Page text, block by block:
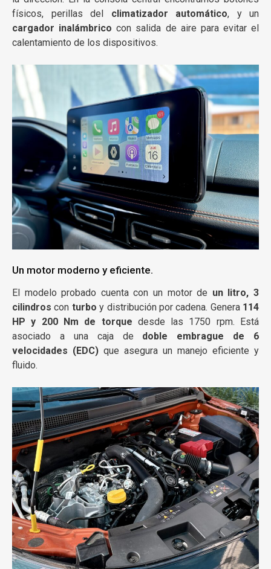
físicos, perillas del climatizador automático, y un
cargador inalámbrico con salida de aire para evitar el
calentamiento de los dispositivos.
Un motor moderno y eficiente.
El modelo probado cuenta con un motor de un litro, 3
cilindros con turbo y distribución por cadena. Genera 114
HP y 200 Nm de torque desde las 1750 rpm. Está
asociado a una caja de doble embrague de 6
velocidades (EDC) que asegura un manejo eficiente y
fluido.